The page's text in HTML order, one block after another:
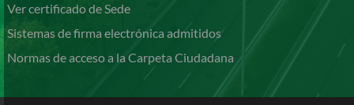
Ver certificado de Sede
Sistemas de firma electrónica admitidos
Normas de acceso a la Carpeta Ciudadana